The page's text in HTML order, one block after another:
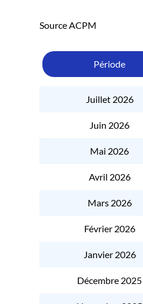
Source ACPM
Période
Juillet 2026
Juin 2026
Mai 2026
Avril 2026
Mars 2026
Février 2026
Janvier 2026
Décembre 2025